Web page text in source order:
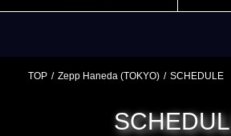
TOP Zepp Haneda (TOKYO) SCHEDULE